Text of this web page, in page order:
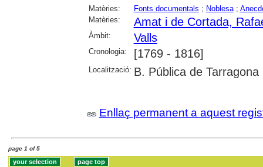
Matèries: Fonts documentals ; Noblesa;
Matèries:
Amat i de Cortada,
Àmbit: Valls
Cronologia: [1769 - 1816]
Localització: B. Pública de Tarragona
Enllaç permanent a aquest
page 1 of 5